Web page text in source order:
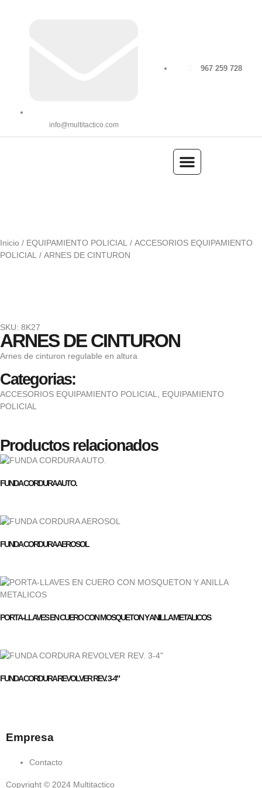
info@multitactico.com
967 259 728
Inicio / EQUIPAMIENTO POLICIAL / ACCESORIOS EQUIPAMIENTO
POLICIAL / ARNES DE CINTURON
SKU: 8K27
ARNES DE CINTURON
Arnes de cinturon regulable en altura
Categorias:
ACCESORIOS EQUIPAMIENTO POLICIAL
EQUIPAMIENTO
POLICIAL
Productos relacionados
FUNDA CORDURA AUTO.
FUNDA CORDURA AEROSOL
PORTA-LLAVES EN CUERO CON MOSQUETON Y ANILLA METALICOS
FUNDA CORDURA REVOLVER REV. 3-4″
Empresa
Contacto
Copyright © 2024 Multitactico